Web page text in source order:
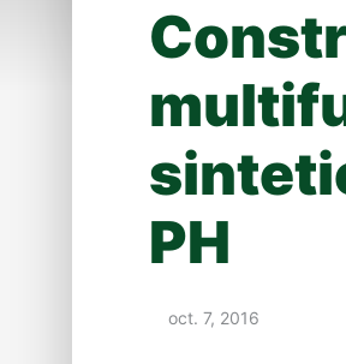
PH
oct. 7, 2016